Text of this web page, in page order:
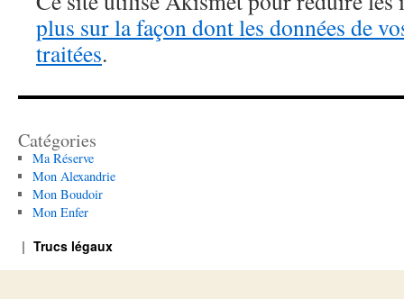
plus sur la façon dont les données de
traitées.
Catégories
Ma Réserve
Mon Alexandrie
Mon Boudoir
Mon Enfer
Trucs légaux